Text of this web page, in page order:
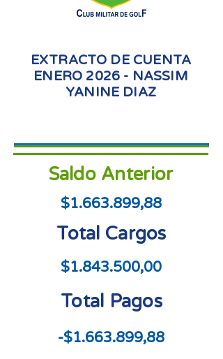
EXTRACTO DE CUENTA
ENERO 2026 - NASSIM
YANINE DIAZ
Saldo Anterior
$1.663.899,88
Total Cargos
$1.843.500,00
Total Pagos
-$1.663.899,88